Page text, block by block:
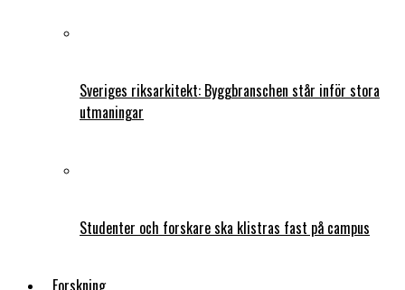
Sveriges riksarkitekt: Byggbranschen står inför stora
utmaningar
Studenter och forskare ska klistras fast på campus
Forskning